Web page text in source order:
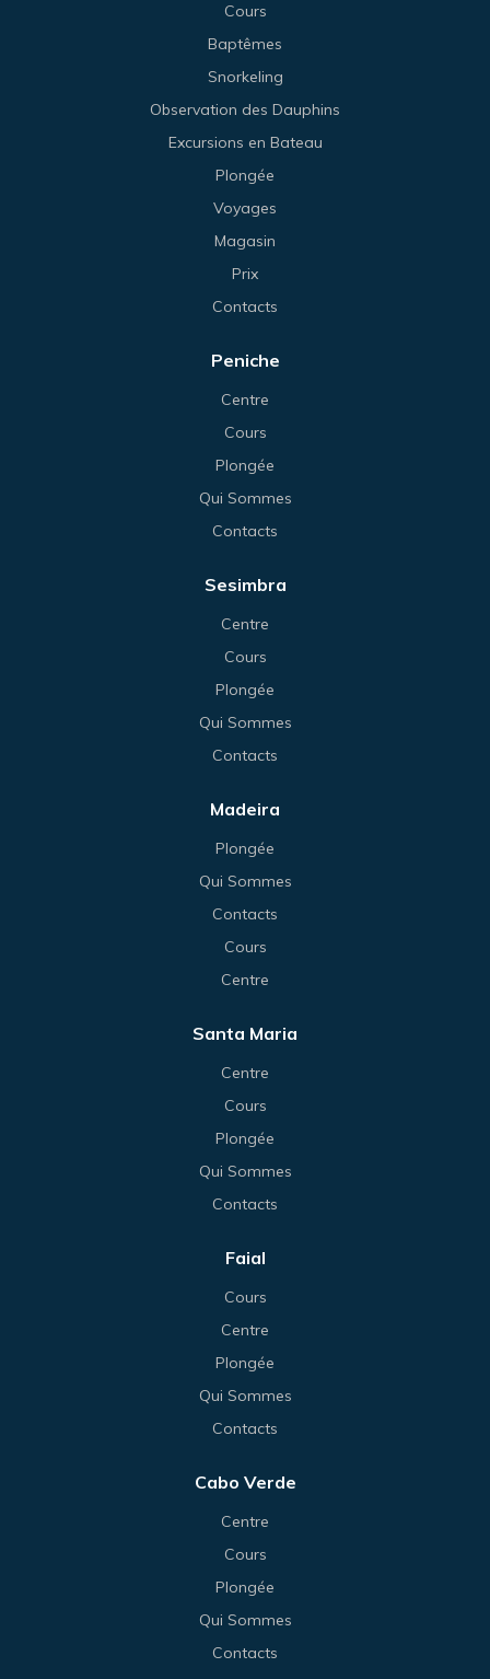
Cours
Baptêmes
Snorkeling
Observation des Dauphins
Excursions en Bateau
Plongée
Voyages
Magasin
Prix
Contacts
Peniche
Centre
Cours
Plongée
Qui Sommes
Contacts
Sesimbra
Centre
Cours
Plongée
Qui Sommes
Contacts
Madeira
Plongée
Qui Sommes
Contacts
Cours
Centre
Santa Maria
Centre
Cours
Plongée
Qui Sommes
Contacts
Faial
Cours
Centre
Plongée
Qui Sommes
Contacts
Cabo Verde
Centre
Cours
Plongée
Qui Sommes
Contacts